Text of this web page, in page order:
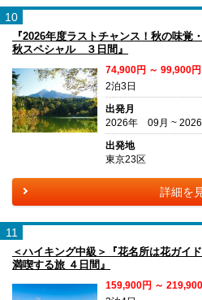
10
『2026年度ラストチャンス！秋の味
秋スペシャル ３日間』
74,900円 ～ 99,900円
2泊3日
出発月
2026年 09月 ~
出発地
東京23区
詳細を
11
＜ハイキング中級＞『花名所は花ガイ
満喫する旅 ４日間』
159,900円 ～